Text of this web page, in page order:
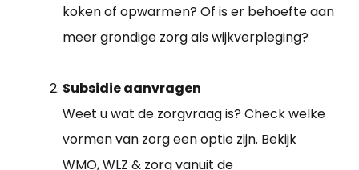
koken of opwarmen? Of is er behoefte aan
meer grondige zorg als wijkverpleging?
Subsidie aanvragen
Weet u wat de zorgvraag is? Check welke
vormen van zorg een optie zijn. Bekijk
WMO, WLZ & zorg vanuit de